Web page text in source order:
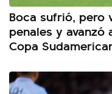
Boca sufrió, pero
penales y
Copa